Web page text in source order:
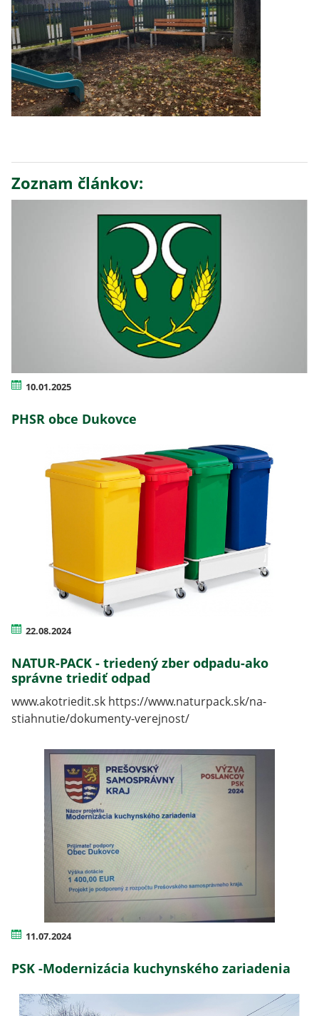
Zoznam článkov:
10.01.2025
PHSR obce Dukovce
22.08.2024
NATUR-PACK - triedený zber odpadu-ako
správne triediť odpad
www.akotriedit.sk https://www.naturpack.sk/na-
stiahnutie/dokumenty-verejnost/
11.07.2024
PSK -Modernizácia kuchynského zariadenia